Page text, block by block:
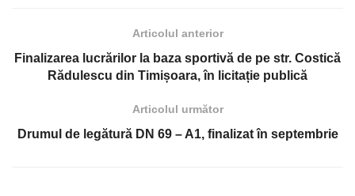
Articolul anterior
Finalizarea lucrărilor la baza sportivă de pe str. Costică
Rădulescu din Timișoara, în licitație publică
Articolul următor
Drumul de legătură DN 69 – A1, finalizat în septembrie